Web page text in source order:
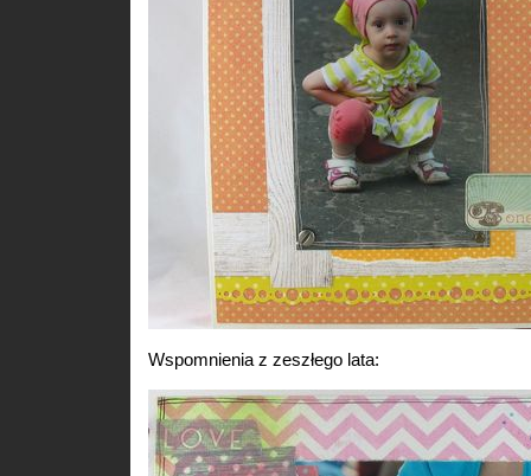
Wspomnienia z zeszłego lata: